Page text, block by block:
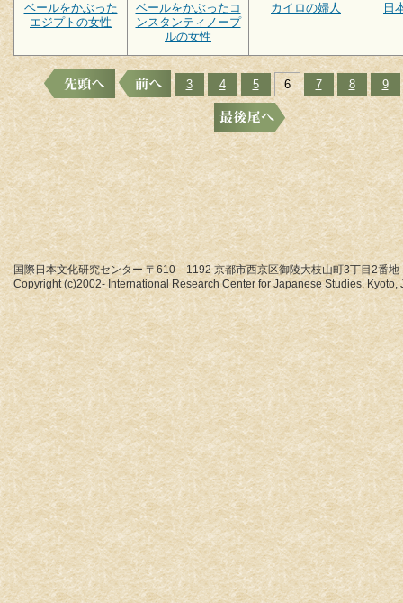
ベールをかぶった
エジプトの女性
ベールをかぶったコ
ンスタンティノープ
ルの女性
カイロの婦人 日
3 4 5 6 7 8 9
国際日本文化研究センター 〒610－1192 京都市西京区御陵大枝山町3丁目2番地
Copyright (c)2002- International Research Center for Japanese Studies, Kyoto,